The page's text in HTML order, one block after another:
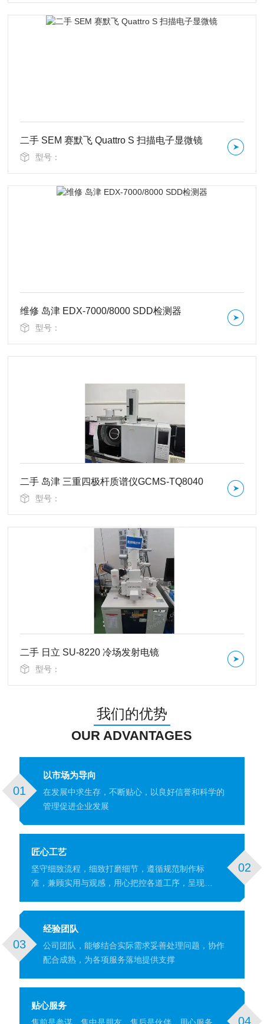
二手 SEM 赛默飞 Quattro S 扫描电子显微镜
型号：
维修 岛津 EDX-7000/8000 SDD检测器
型号：
二手 岛津 三重四极杆质谱仪GCMS-TQ8040
型号：
二手 日立 SU-8220 冷场发射电镜
型号：
我们的优势
OUR ADVANTAGES
01
以市场为导向
在发展中求生存，不断贴心，以良好信誉和科学的
管理促进企业发展
02
匠心工艺
坚守细致流程，细致打磨细节，遵循规范制作标
准，兼顾实用与观感，用心把控各道工序，呈现细
03
经验团队
公司团队，能够结合实际需求妥善处理问题，协作
配合成熟，为各项服务落地提供支撑
04
贴心服务